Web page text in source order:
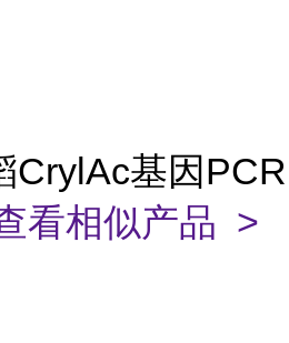
CrylAc基因PCR
看相似产品 >